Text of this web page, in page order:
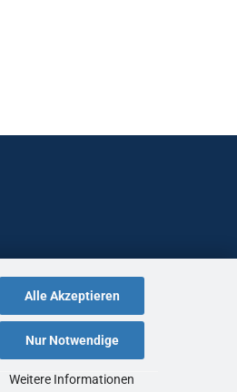
Alle Akzeptieren
Nur Notwendige
Weitere Informationen